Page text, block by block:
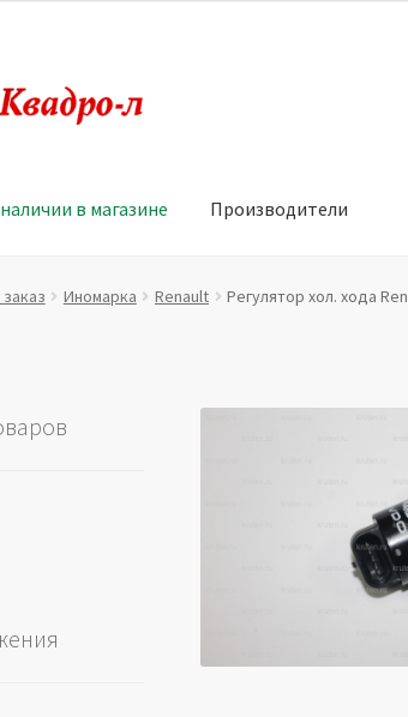
в магазине Производители
Мой аккаунт Политика в отношении
Иномарка Renault Регулятор хол. хода